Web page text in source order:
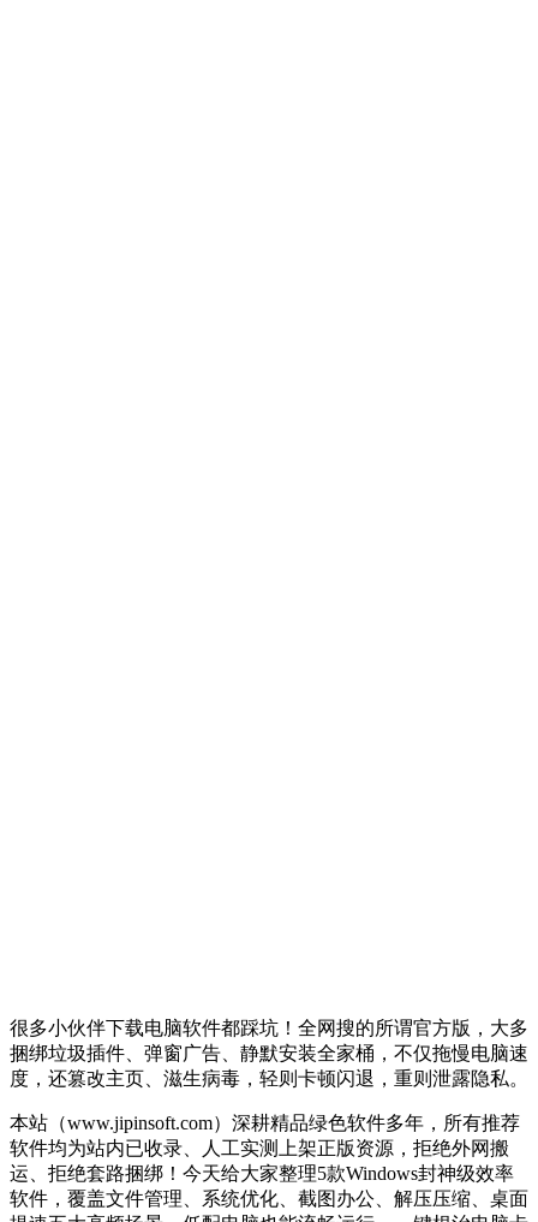
很多小伙伴下载电脑软件都踩坑！全网搜的所谓官方版，大多
捆绑垃圾插件、弹窗广告、静默安装全家桶，不仅拖慢电脑速
度，还篡改主页、滋生病毒，轻则卡顿闪退，重则泄露隐私。
本站（www.jipinsoft.com）深耕精品绿色软件多年，所有推荐
软件均为站内已收录、人工实测上架正版资源，拒绝外网搬
运、拒绝套路捆绑！今天给大家整理5款Windows封神级效率
软件，覆盖文件管理、系统优化、截图办公、解压压缩、桌面